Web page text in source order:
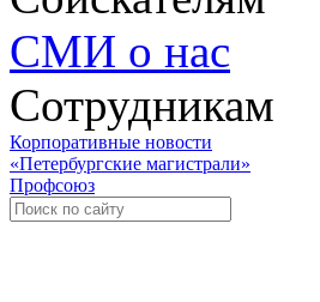
СМИ о нас
Сотрудникам
Корпоративные новости
«Петербургские магистрали»
Профсоюз